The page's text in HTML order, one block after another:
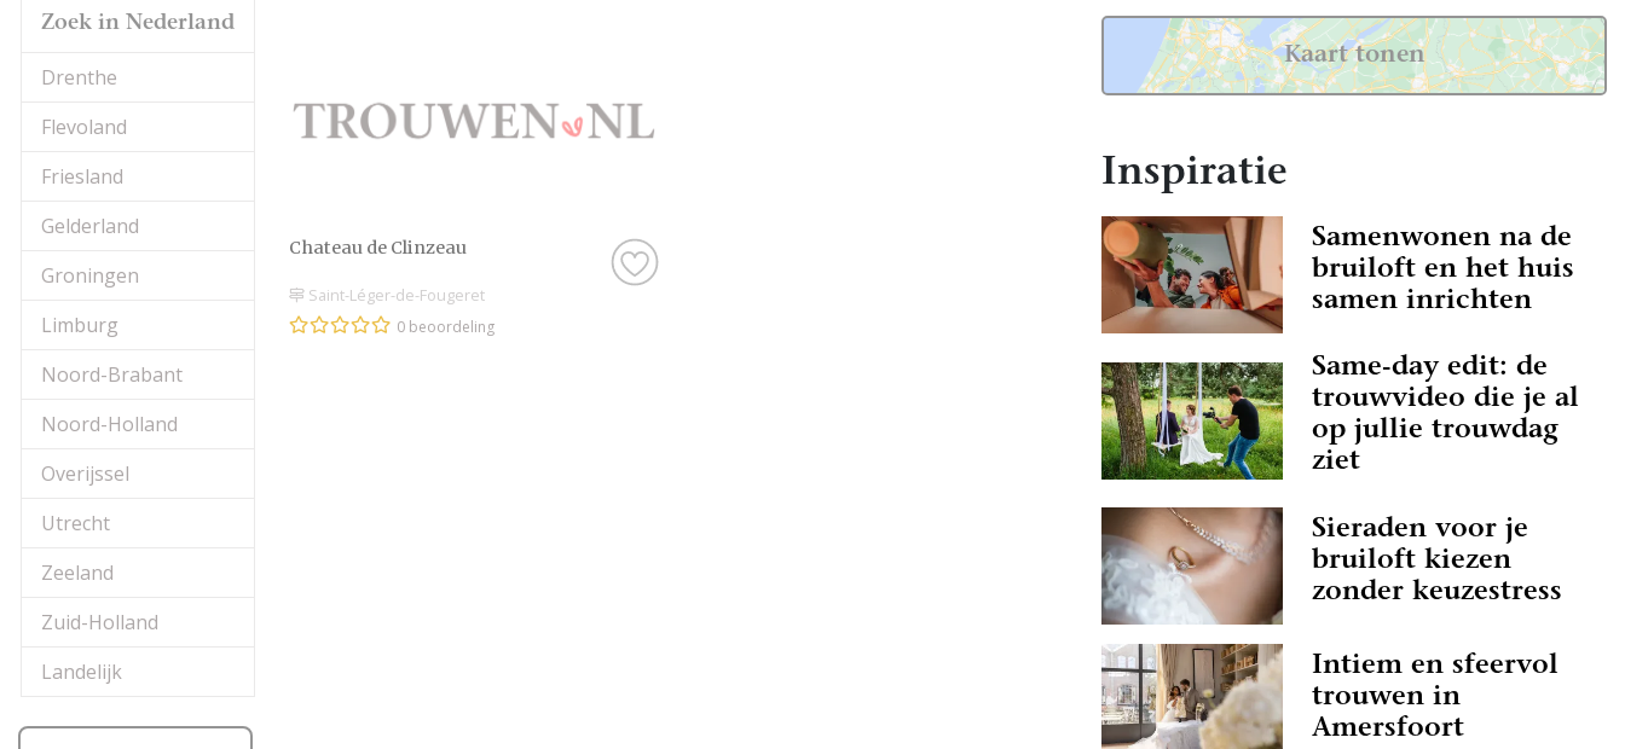
Zoek in Nederland
Drenthe
Flevoland
Friesland
Gelderland
Groningen
Limburg
Noord-Brabant
Noord-Holland
Overijssel
Utrecht
Zeeland
Zuid-Holland
Landelijk
Chateau de Clinzeau
Saint-Léger-de-Fougeret
0 beoordeling
Kaart tonen
Inspiratie
Samenwonen na de
bruiloft en het huis
samen inrichten
Same-day edit: de
trouwvideo die je al
op jullie trouwdag
ziet
Sieraden voor je
bruiloft kiezen
zonder keuzestress
Intiem en sfeervol
trouwen in
Amersfoort